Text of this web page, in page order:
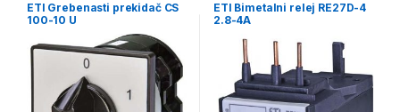
ETI Grebenasti prekidač CS
100-10 U
ETI Bimetalni relej RE27D-4
2.8-4A